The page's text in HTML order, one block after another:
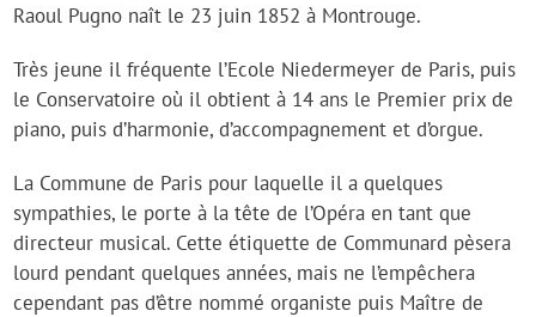
Raoul Pugno naît le 23 juin 1852 à Montrouge.
Très jeune il fréquente l’Ecole Niedermeyer de Paris, puis
le Conservatoire où il obtient à 14 ans le Premier prix de
piano, puis d’harmonie, d’accompagnement et d’orgue.
La Commune de Paris pour laquelle il a quelques
sympathies, le porte à la tête de l’Opéra en tant que
directeur musical. Cette étiquette de Communard pèsera
lourd pendant quelques années, mais ne l’empêchera
cependant pas d’être nommé organiste puis Maître de